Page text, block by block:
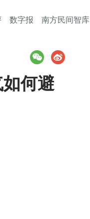
数字报 南方民间智库
何避